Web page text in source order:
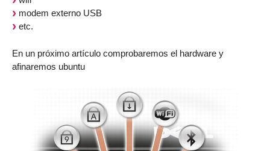
modem externo USB
etc.
En un próximo artículo comprobaremos el hardware y
afinaremos ubuntu